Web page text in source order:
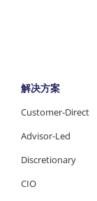
解决方案
Customer-Direct
Advisor-Led
Discretionary
CIO